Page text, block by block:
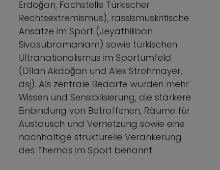
Erdoğan, Fachstelle Türkischer
Rechtsextremismus), rassismuskritische
Ansätze im Sport (Jeyathiliban
Sivasubramaniam) sowie türkischen
Ultranationalismus im Sportumfeld
(Dîlan Akdoğan und Alex Strohmayer,
dsj). Als zentrale Bedarfe wurden mehr
Wissen und Sensibilisierung, die stärkere
Einbindung von Betroffenen, Räume für
Austausch und Vernetzung sowie eine
nachhaltige strukturelle Verankerung
des Themas im Sport benannt.